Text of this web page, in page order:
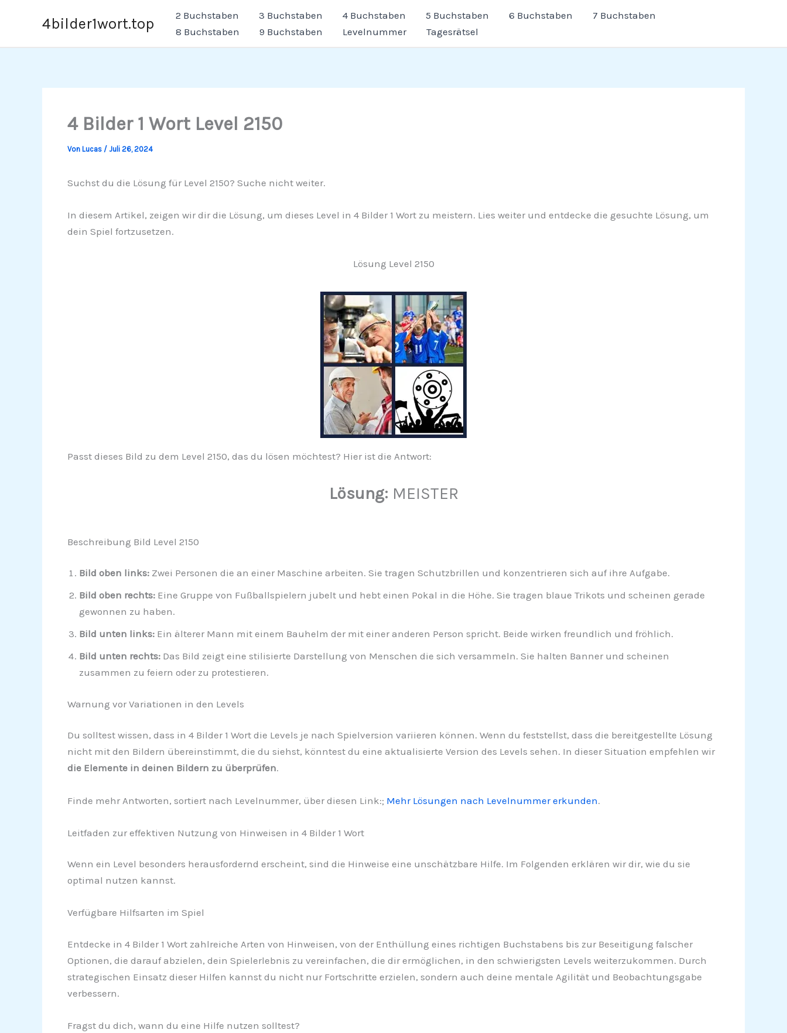
4bilder1wort.top 2 Buchstaben 3 Buchstaben 4 Buchstaben 5 Buchstaben 6 Buchstaben
7 Buchstaben
8 Buchstaben
9 Buchstaben Levelnummer Tagesrätsel
4 Bilder 1 Wort Level 2150
Von Lucas / Juli 26, 2024
Suchst du die Lösung für Level 2150? Suche nicht weiter.
In diesem Artikel, zeigen wir dir die Lösung, um dieses Level in 4 Bilder 1 Wort zu meistern. Lies weiter und entdecke die gesuchte Lösung, um
dein Spiel fortzusetzen.
Lösung Level 2150
Passt dieses Bild zu dem Level 2150, das du lösen möchtest? Hier ist die Antwort:
Lösung: MEISTER
Beschreibung Bild Level 2150
Bild oben links:Zwei Personen die an einer Maschine arbeiten. Sie tragen Schutzbrillen und konzentrieren sich auf ihre Aufgabe.
Bild oben rechts:Eine Gruppe von Fußballspielern jubelt und hebt einen Pokal in die Höhe. Sie tragen blaue Trikots und scheinen gerade
gewonnen zu haben.
Bild unten links:Ein älterer Mann mit einem Bauhelm der mit einer anderen Person spricht. Beide wirken freundlich und fröhlich.
Bild unten rechts:Das Bild zeigt eine stilisierte Darstellung von Menschen die sich versammeln. Sie halten Banner und scheinen
zusammen zu feiern oder zu protestieren.
Warnung vor Variationen in den Levels
Du solltest wissen, dass in 4 Bilder 1 Wort die Levels je nach Spielversion variieren können. Wenn du feststellst, dass die bereitgestellte Lösung
nicht mit den Bildern übereinstimmt, die du siehst, könntest du eine aktualisierte Version des Levels sehen. In dieser Situation empfehlen wir
die Elemente in deinen Bildern zu überprüfen.
Finde mehr Antworten, sortiert nach Levelnummer, über diesen Link:; Mehr Lösungen nach Levelnummer erkunden.
Leitfaden zur effektiven Nutzung von Hinweisen in 4 Bilder 1 Wort
Wenn ein Level besonders herausfordernd erscheint, sind die Hinweise eine unschätzbare Hilfe. Im Folgenden erklären wir dir, wie du sie
optimal nutzen kannst.
Verfügbare Hilfsarten im Spiel
Entdecke in 4 Bilder 1 Wort zahlreiche Arten von Hinweisen, von der Enthüllung eines richtigen Buchstabens bis zur Beseitigung falscher
Optionen, die darauf abzielen, dein Spielerlebnis zu vereinfachen, die dir ermöglichen, in den schwierigsten Levels weiterzukommen. Durch
strategischen Einsatz dieser Hilfen kannst du nicht nur Fortschritte erzielen, sondern auch deine mentale Agilität und Beobachtungsgabe
verbessern.
Fragst du dich, wann du eine Hilfe nutzen solltest?